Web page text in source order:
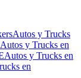
Autos y Trucks
Autos y Trucks en
Autos y Trucks en
en